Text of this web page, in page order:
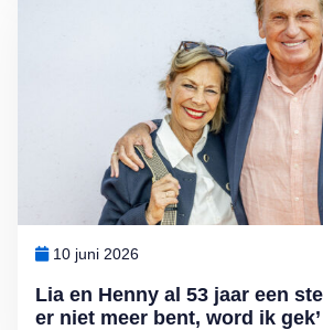
Lia en Henny al 53 jaar een
er niet meer bent, word ik gek’
10 juni 2026